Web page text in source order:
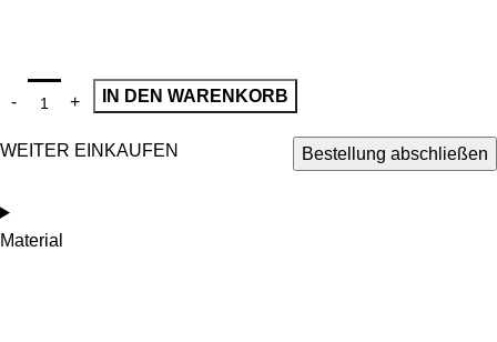
IN DEN WARENKORB
WEITER EINKAUFEN Bestellung abschließen
Material